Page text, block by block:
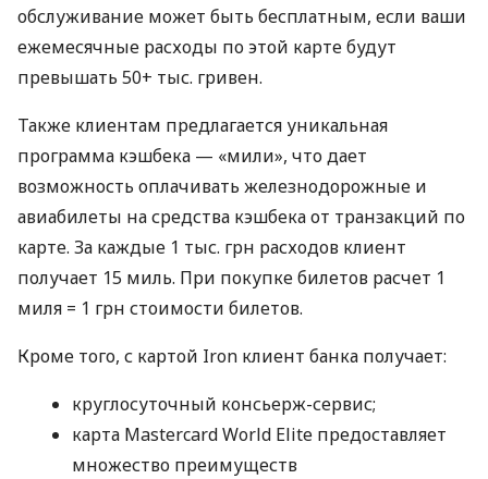
обслуживание может быть бесплатным, если ваши
ежемесячные расходы по этой карте будут
превышать 50+ тыс. гривен.
Также клиентам предлагается уникальная
программа кэшбека — «мили», что дает
возможность оплачивать железнодорожные и
авиабилеты на средства кэшбека от транзакций по
карте. За каждые 1 тыс. грн расходов клиент
получает 15 миль. При покупке билетов расчет 1
миля = 1 грн стоимости билетов.
Кроме того, с картой Iron клиент банка получает:
круглосуточный консьерж-сервис;
карта Mastercard World Elite предоставляет
множество преимуществ